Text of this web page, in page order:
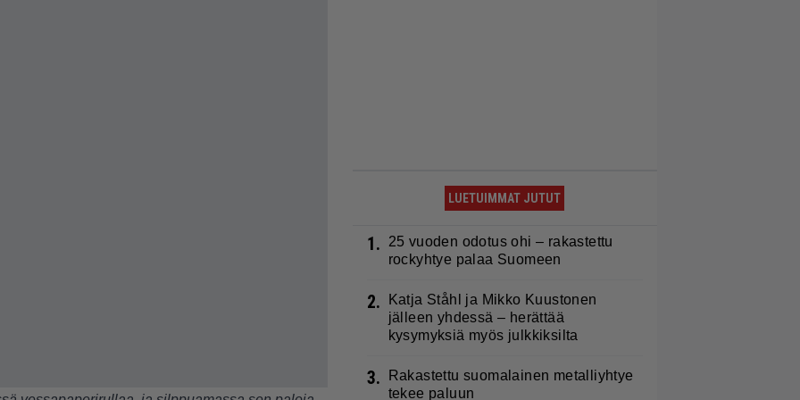
LUETUIMMAT JUTUT
1.
25 vuoden odotus ohi – rakastettu
rockyhtye palaa Suomeen
2.
Katja Ståhl ja Mikko Kuustonen
jälleen yhdessä – herättää
kysymyksiä myös julkkiksilta
3.
Rakastettu suomalainen metalliyhtye
tekee paluun